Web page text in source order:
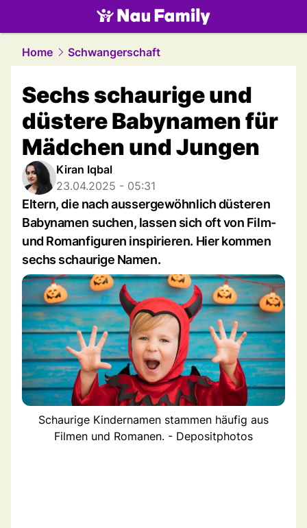
family.NAU.ch
Home Schwangerschaft
Sechs schaurige und
düstere Babynamen für
Mädchen und Jungen
Kiran Iqbal
23.04.2025 - 05:31
Eltern, die nach aussergewöhnlich düsteren
Babynamen suchen, lassen sich oft von Film-
und Romanfiguren inspirieren. Hier kommen
sechs schaurige Namen.
Schaurige Kindernamen stammen häufig aus
Filmen und Romanen. - Depositphotos